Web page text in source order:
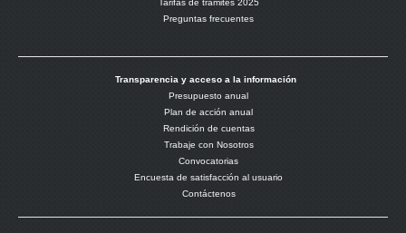
Preguntas frecuentes
Transparencia y acceso a la información
Presupuesto anual
Plan de acción anual
Rendición de cuentas
Trabaje con Nosotros
Convocatorias
Encuesta de satisfacción al usuario
Contáctenos